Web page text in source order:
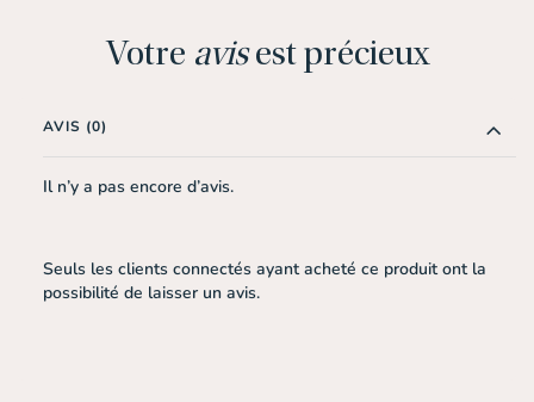
Votre avisest précieux
AVIS (0)
Il n’y a pas encore d’avis.
Seuls les clients connectés ayant acheté ce produit ont la
possibilité de laisser un avis.